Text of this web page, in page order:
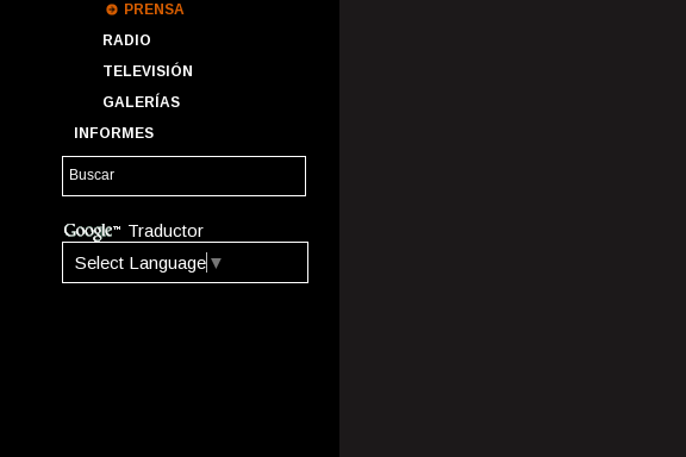
PRENSA
RADIO
TELEVISIÓN
GALERÍAS
INFORMES
Traductor
Select Language ▼